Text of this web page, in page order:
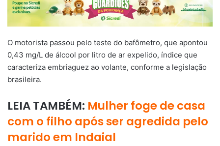
O motorista passou pelo teste do bafômetro, que apontou
0,43 mg/L de álcool por litro de ar expelido, índice que
caracteriza embriaguez ao volante, conforme a legislação
brasileira.
LEIA TAMBÉM: Mulher foge de casa
com o filho após ser agredida pelo
marido em Indaial